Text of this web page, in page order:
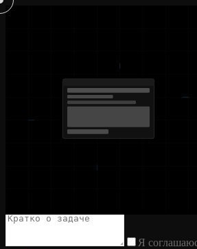
.
Оставьте заявку. Сделаем бесплатный
предложим 2–3 варианта реализации
Я